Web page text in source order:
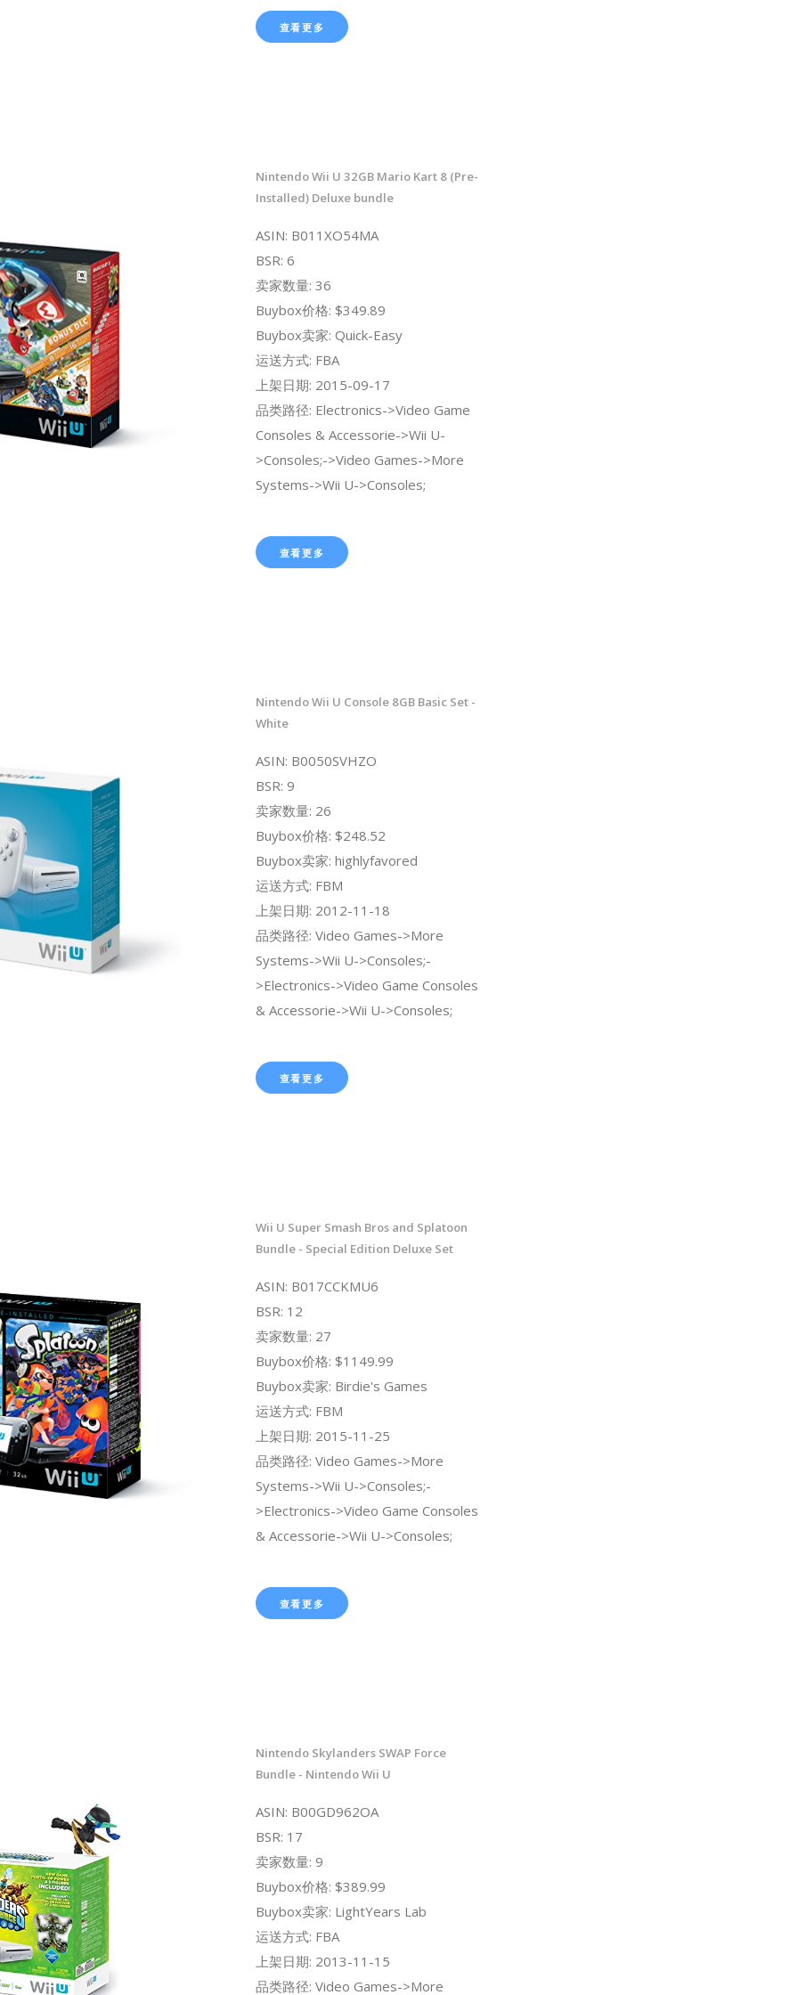
查看更多
Nintendo Wii U 32GB Mario Kart 8 (Pre-
Installed) Deluxe bundle
ASIN: B011XO54MA
BSR: 6
卖家数量: 36
Buybox价格: $349.89
Buybox卖家: Quick-Easy
运送方式: FBA
上架日期: 2015-09-17
品类路径: Electronics->Video Game
Consoles & Accessorie->Wii U-
>Consoles;->Video Games->More
Systems->Wii U->Consoles;
查看更多
Nintendo Wii U Console 8GB Basic Set -
White
ASIN: B0050SVHZO
BSR: 9
卖家数量: 26
Buybox价格: $248.52
Buybox卖家: highlyfavored
运送方式: FBM
上架日期: 2012-11-18
品类路径: Video Games->More
Systems->Wii U->Consoles;-
>Electronics->Video Game Consoles
& Accessorie->Wii U->Consoles;
查看更多
Wii U Super Smash Bros and Splatoon
Bundle - Special Edition Deluxe Set
ASIN: B017CCKMU6
BSR: 12
卖家数量: 27
Buybox价格: $1149.99
Buybox卖家: Birdie's Games
运送方式: FBM
上架日期: 2015-11-25
品类路径: Video Games->More
Systems->Wii U->Consoles;-
>Electronics->Video Game Consoles
& Accessorie->Wii U->Consoles;
查看更多
Nintendo Skylanders SWAP Force
Bundle - Nintendo Wii U
ASIN: B00GD962OA
BSR: 17
卖家数量: 9
Buybox价格: $389.99
Buybox卖家: LightYears Lab
运送方式: FBA
上架日期: 2013-11-15
品类路径: Video Games->More